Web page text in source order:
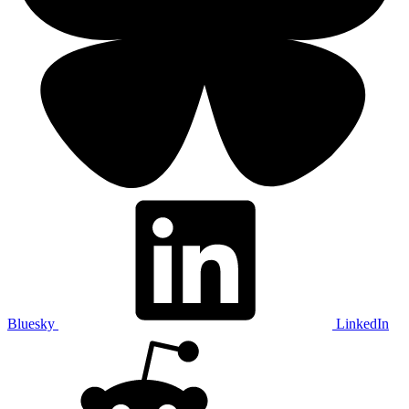
Bluesky LinkedIn